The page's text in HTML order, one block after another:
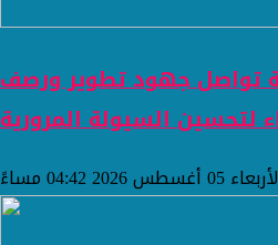
تواصل جهود تطوير ورصف
لتحسين السيولة المرورية
05 أغسطس 2026 04:42 مساءً